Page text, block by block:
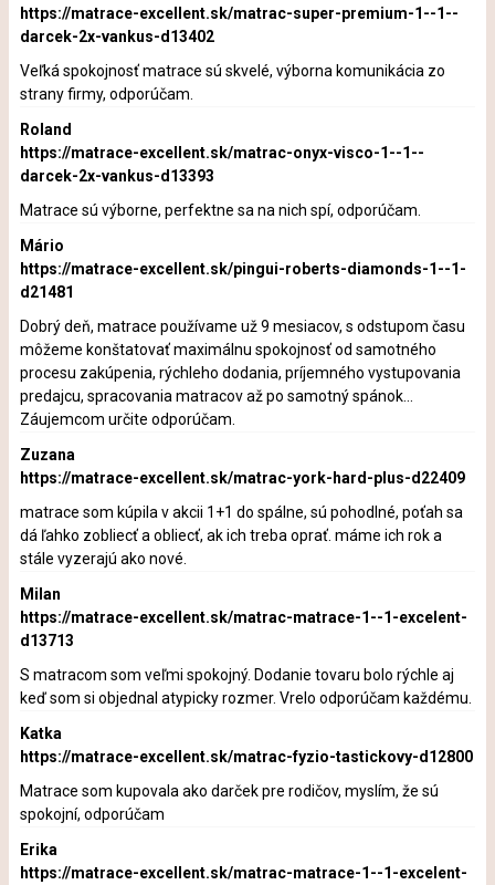
https://matrace-excellent.sk/matrac-super-premium-1--1--
darcek-2x-vankus-d13402
Veľká spokojnosť matrace sú skvelé, výborna komunikácia zo
strany firmy, odporúčam.
Roland
https://matrace-excellent.sk/matrac-onyx-visco-1--1--
darcek-2x-vankus-d13393
Matrace sú výborne, perfektne sa na nich spí, odporúčam.
Mário
https://matrace-excellent.sk/pingui-roberts-diamonds-1--1-
d21481
Dobrý deň, matrace používame už 9 mesiacov, s odstupom času
môžeme konštatovať maximálnu spokojnosť od samotného
procesu zakúpenia, rýchleho dodania, príjemného vystupovania
predajcu, spracovania matracov až po samotný spánok...
Záujemcom určite odporúčam.
Zuzana
https://matrace-excellent.sk/matrac-york-hard-plus-d22409
matrace som kúpila v akcii 1+1 do spálne, sú pohodlné, poťah sa
dá ľahko zobliecť a obliecť, ak ich treba oprať. máme ich rok a
stále vyzerajú ako nové.
Milan
https://matrace-excellent.sk/matrac-matrace-1--1-excelent-
d13713
S matracom som veľmi spokojný. Dodanie tovaru bolo rýchle aj
keď som si objednal atypicky rozmer. Vrelo odporúčam každému.
Katka
https://matrace-excellent.sk/matrac-fyzio-tastickovy-d12800
Matrace som kupovala ako darček pre rodičov, myslím, že sú
spokojní, odporúčam
Erika
https://matrace-excellent.sk/matrac-matrace-1--1-excelent-